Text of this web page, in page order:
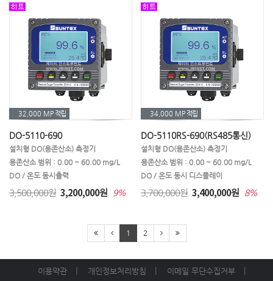
32,000 MP 적립
DO-5110-690
설치형 DO(용존산소) 측정기
용존산소 범위 : 0.00 ~ 60.00 mg/L
DO / 온도 동시출력
3,500,000원 3,200,000원 9%
34,000 MP 적립
DO-5110RS-690(RS485통신)
설치형 DO(용존산소) 측정기
용존산소 범위 : 0.00 ~ 60.00 mg/L
DO / 온도 동시 디스플레이
3,700,000원 3,400,000원 8%
1 2
이용약관 개인정보처리방침
이메일 무단수집거부